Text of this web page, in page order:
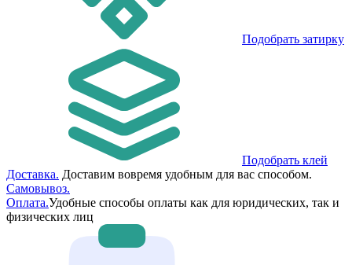
Подобрать затирку
Подобрать клей
Доставка. Доставим вовремя удобным для вас способом.
Самовывоз.
Оплата.Удобные способы оплаты как для юридических, так и
физических лиц